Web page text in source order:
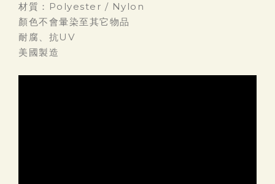
材質：Polyester / Nylon
顏色不會暈染至其它物品
耐腐、抗UV
美國製造